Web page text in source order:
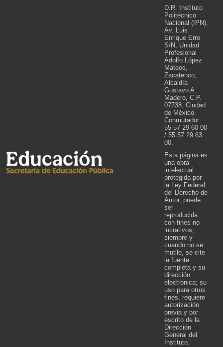
D.R. Instituto
Politécnico
Nacional (IPN).
Av. Luis
Enrique Erro
S/N, Unidad
Profesional
Adolfo López
Mateos,
Zacatenco,
Alcaldía
Gustavo A.
Madero, C.P.
07738, Ciudad
de México.
Conmutador:
55 57 29 60 00
/ 55 57 29 63
00.
Esta página es
una obra
intelectual
protegida por
la Ley Federal
del Derecho de
Autor, puede
ser
reproducida
con fines no
lucrativos,
siempre y
cuando no se
mutile, se cite
la fuente
completa y su
dirección
electrónica; su
uso para otros
fines, requiere
autorización
previa y por
escrito de la
Dirección
General del
Instituto.